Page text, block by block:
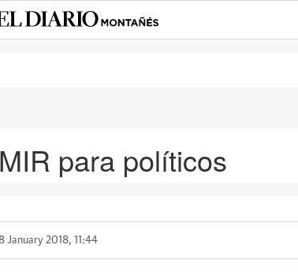
para políticos
January 2018, 11:44